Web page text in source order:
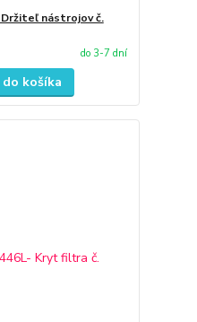
nástrojov č.
do 3-7 dní
košíka